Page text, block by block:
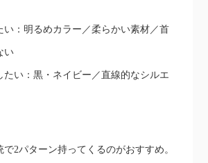
い：明るめカラー／柔らかい素材／首
い
たい：黒・ネイビー／直線的なシルエ
2パターン持ってくるのがおすすめ。